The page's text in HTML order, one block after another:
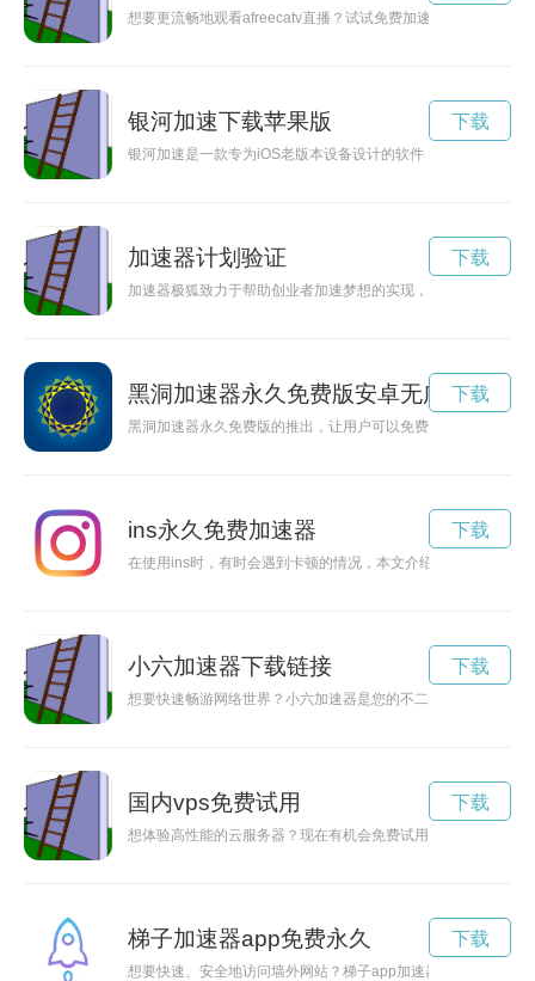
想要更流畅地观看afreecatv直播？试试免费加速器吧！本文将
银河加速下载苹果版
银河加速是一款专为iOS老版本设备设计的软件，可以帮助用
下载
加速器计划验证
加速器极狐致力于帮助创业者加速梦想的实现，提供全方位的
下载
黑洞加速器永久免费版安卓无广告
黑洞加速器永久免费版的推出，让用户可以免费享受快速流畅
下载
ins永久免费加速器
在使用ins时，有时会遇到卡顿的情况，本文介绍如何免费使用
下载
小六加速器下载链接
想要快速畅游网络世界？小六加速器是您的不二选择！只需简
下载
国内vps免费试用
想体验高性能的云服务器？现在有机会免费试用VPS七天，快
下载
梯子加速器app免费永久
想要快速、安全地访问墙外网站？梯子app加速器是你的最佳
下载